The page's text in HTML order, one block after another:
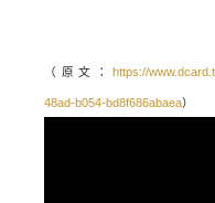
（原文： https://
48ad-b054-bd8f686abaea）